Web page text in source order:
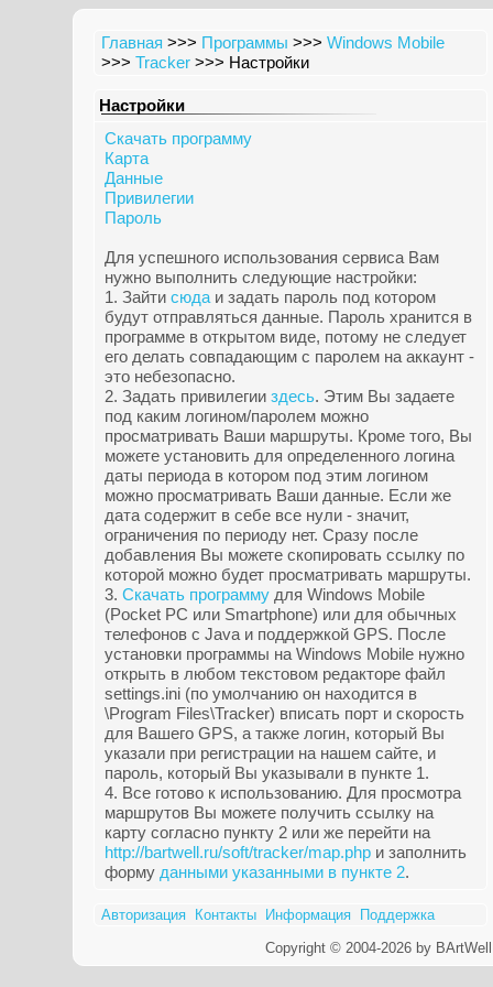
Главная >>> Программы >>>Windows Mobile
>>>Tracker >>> Настройки
Настройки
Скачать программу
Карта
Данные
Привилегии
Пароль
Для успешного использования сервиса Вам
нужно выполнить следующие настройки:
1. Зайтисюда и задать пароль под котором
будут отправляться данные. Пароль хранится в
программе в открытом виде, потому не следует
его делать совпадающим с паролем на аккаунт -
это небезопасно.
2. Задать привилегииздесь. Этим Вы задаете
под каким логином/паролем можно
просматривать Ваши маршруты. Кроме того, Вы
можете установить для определенного логина
даты периода в котором под этим логином
можно просматривать Ваши данные. Если же
дата содержит в себе все нули - значит,
ограничения по периоду нет. Сразу после
добавления Вы можете скопировать ссылку по
которой можно будет просматривать маршруты.
3.Скачать программу для Windows Mobile
(Pocket PC или Smartphone) или для обычных
телефонов с Java и поддержкой GPS. После
установки программы на Windows Mobile нужно
открыть в любом текстовом редакторе файл
settings.ini (по умолчанию он находится в
\Program Files\Tracker) вписать порт и скорость
для Вашего GPS, а также логин, который Вы
указали при регистрации на нашем сайте, и
пароль, который Вы указывали в пункте 1.
4. Все готово к использованию. Для просмотра
маршрутов Вы можете получить ссылку на
карту согласно пункту 2 или же перейти на
http://bartwell.ru/soft/tracker/map.php и заполнить
форму данными указанными в пункте 2.
Авторизация Контакты Информация
Поддержка
Copyright © 2004-2026 by BArtWell